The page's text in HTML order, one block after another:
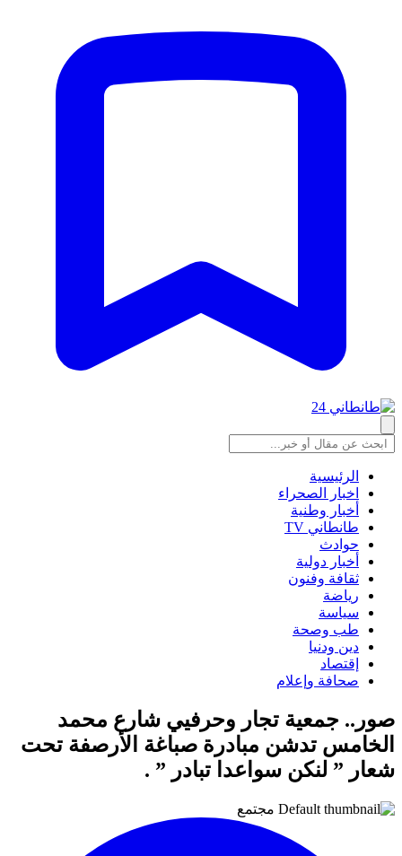
الرئيسية
اخبار الصحراء
أخبار وطنية
طانطاني TV
حوادث
أخبار دولية
ثقافة وفنون
رياضة
سياسة
طب وصحة
دين ودنيا
إقتصاد
صحافة وإعلام
صور.. جمعية تجار وحرفيي شارع محمد
الخامس تدشن مبادرة صباغة الأرصفة تحت
شعار ” لنكن سواعدا تبادر ” .
مجتمع